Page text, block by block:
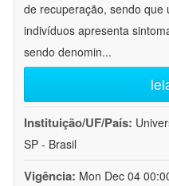
de recuperação, sendo que
indivíduos apresenta
sendo denomin...
Instituição/UF/País:
SP - Brasil
Vigência: Mon Dec 04